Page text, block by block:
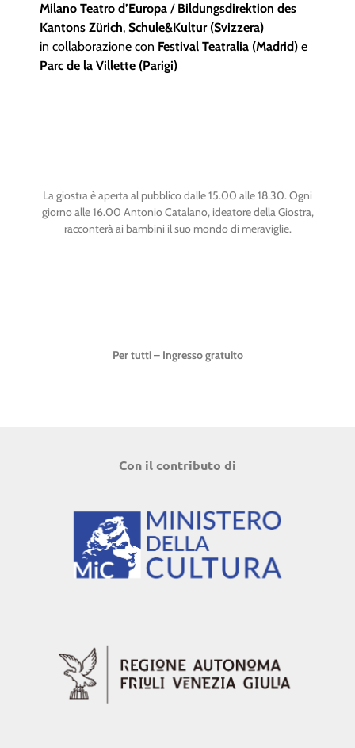
La giostra è aperta al pubblico dalle 15.00 alle 18.30. Ogni
giorno alle 16.00 Antonio Catalano, ideatore della Giostra,
racconterà ai bambini il suo mondo di meraviglie.
Per tutti – Ingresso gratuito
Milano Teatro d’Europa / Bildungsdirektion des
Kantons Zürich, Schule&Kultur (Svizzera)
in collaborazione con Festival Teatralia (Madrid) e
Parc de la Villette (Parigi)
Con il contributo di